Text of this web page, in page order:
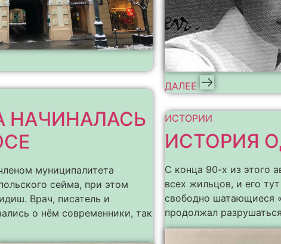
ДАЛЕЕ
НАЧИНАЛАСЬ
муниципалитета
сейма, при этом
Врач, писатель и
о нём современники, так
ИСТОРИИ
ИСТОРИЯ
С конца 90-х из этого
всех жильцов, и его
свободно шатающиеся
продолжал